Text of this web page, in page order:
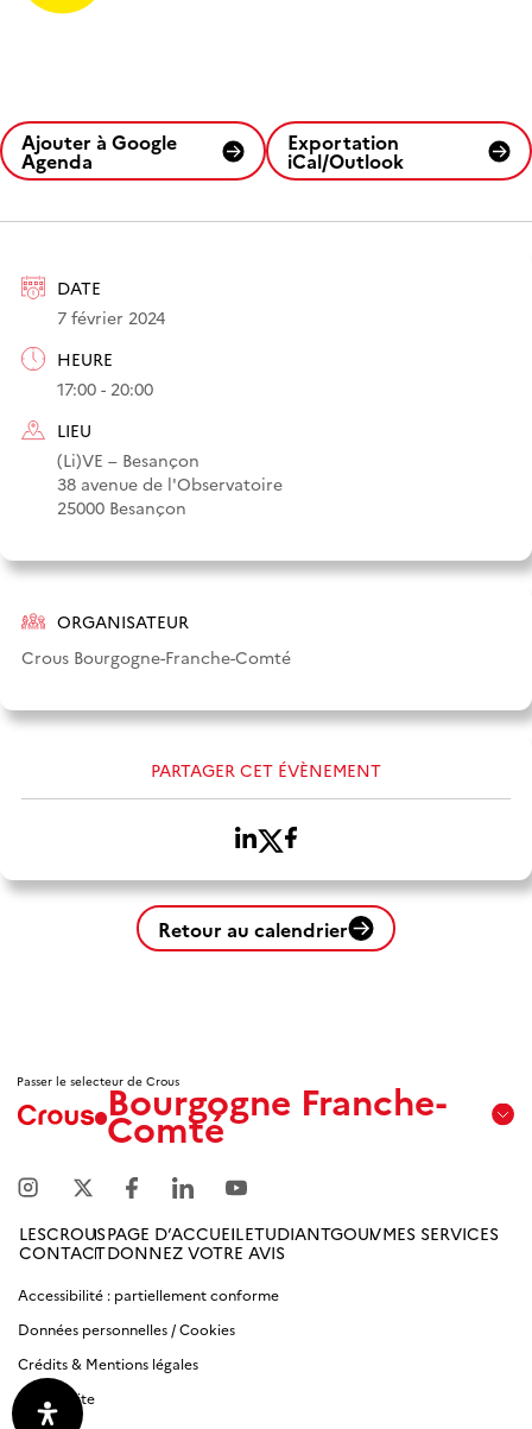
DATE
7 février 2024
HEURE
17:00 - 20:00
LIEU
(Li)VE – Besançon
38 avenue de l'Observatoire
25000 Besançon
ORGANISATEUR
Crous Bourgogne-Franche-Comté
PARTAGER CET ÉVÈNEMENT
Ajouter à Google
Agenda
Exportation
iCal/Outlook
Retour au calendrier
Passer le selecteur de CrousBourgogne Franche-
Comté
Avignon
Amiens
Antilles
Guyane
LESCROUSPAGE D’ACCUEILETUDIANTGOUVMES SERVICES
CONTACTDONNEZ VOTRE AVIS
Accessibilité : partiellement conforme
Données personnelles / Cookies
Crédits & Mentions légales
Plan du site